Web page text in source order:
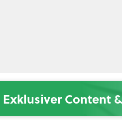
Exklusiver Content